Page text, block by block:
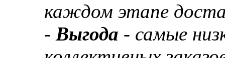
каждом этапе
- Выгода - самые